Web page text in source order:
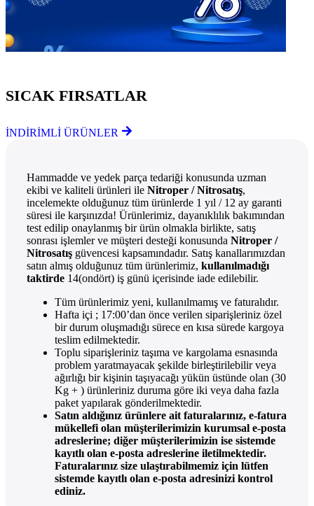
SICAK FIRSATLAR
İNDİRİMLİ ÜRÜNLER
Hammadde ve yedek parça tedariği konusunda uzman
ekibi ve kaliteli ürünleri ile Nitroper / Nitrosatış,
incelemekte olduğunuz tüm ürünlerde 1 yıl / 12 ay garanti
süresi ile karşınızda! Ürünlerimiz, dayanıklılık bakımından
test edilip onaylanmış bir ürün olmakla birlikte, satış
sonrası işlemler ve müşteri desteği konusunda Nitroper /
Nitrosatış güvencesi kapsamındadır. Satış kanallarımızdan
satın almış olduğunuz tüm ürünlerimiz, kullanılmadığı
taktirde 14(ondört) iş günü içerisinde iade edilebilir.
Tüm ürünlerimiz yeni, kullanılmamış ve faturalıdır.
Hafta içi ; 17:00’dan önce verilen siparişleriniz özel
bir durum oluşmadığı sürece en kısa sürede kargoya
teslim edilmektedir.
Toplu siparişleriniz taşıma ve kargolama esnasında
problem yaratmayacak şekilde birleştirilebilir veya
ağırlığı bir kişinin taşıyacağı yükün üstünde olan (30
Kg + ) ürünleriniz duruma göre iki veya daha fazla
paket yapılarak gönderilmektedir.
Satın aldığınız ürünlere ait faturalarınız, e-fatura
mükellefi olan müşterilerimizin kurumsal e-posta
adreslerine; diğer müşterilerimizin ise sistemde
kayıtlı olan e-posta adreslerine iletilmektedir.
Faturalarınız size ulaştırabilmemiz için lütfen
sistemde kayıtlı olan e-posta adresinizi kontrol
ediniz.